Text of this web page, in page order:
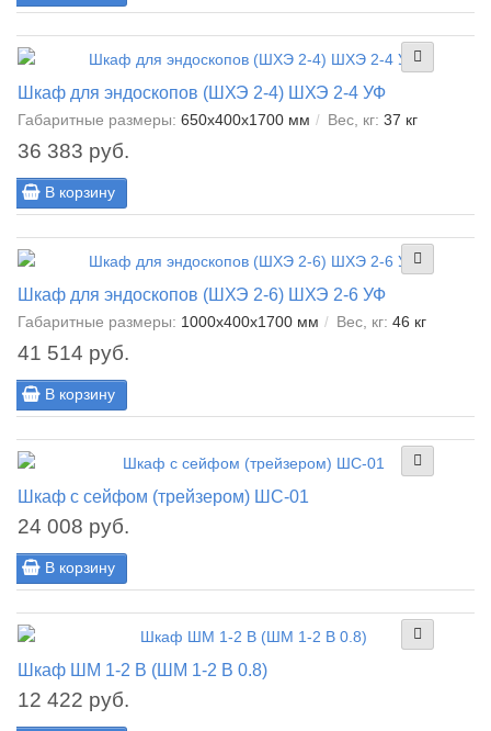
Шкаф для эндоскопов (ШХЭ 2-4) ШХЭ 2-4 УФ
Габаритные размеры: 650х400х1700 мм Вес, кг: 37 кг
36 383 руб.
В корзину
Шкаф для эндоскопов (ШХЭ 2-6) ШХЭ 2-6 УФ
Габаритные размеры: 1000х400х1700 мм Вес, кг: 46 кг
41 514 руб.
В корзину
Шкаф с сейфом (трейзером) ШС-01
24 008 руб.
В корзину
Шкаф ШМ 1-2 В (ШМ 1-2 В 0.8)
12 422 руб.